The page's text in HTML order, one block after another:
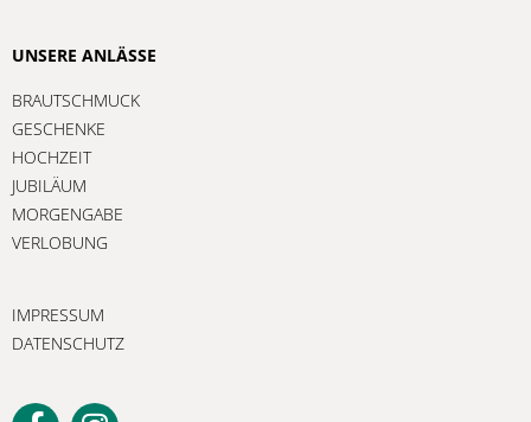
UNSERE ANLÄSSE
BRAUTSCHMUCK
GESCHENKE
HOCHZEIT
JUBILÄUM
MORGENGABE
VERLOBUNG
IMPRESSUM
DATENSCHUTZ